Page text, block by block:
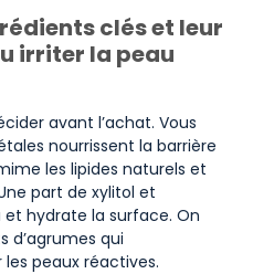
clés et leur
irriter la peau
avant l’achat. Vous
nourrissent la barrière
les lipides naturels et
part de xylitol et
hydrate la surface. On
d’agrumes qui
peaux réactives.